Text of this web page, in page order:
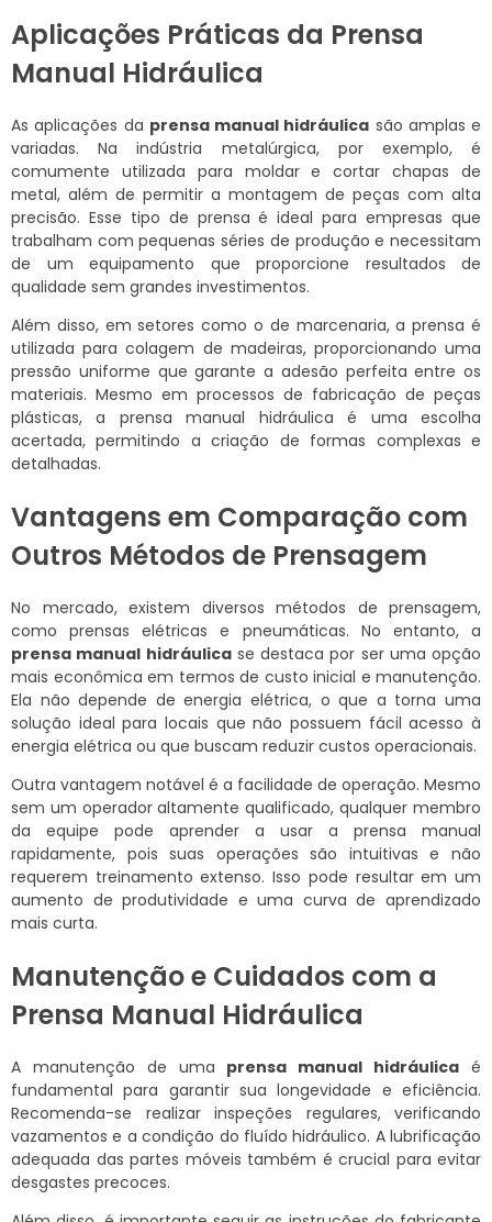
Aplicações Práticas da Prensa
Manual Hidráulica
As aplicações da prensa manual hidráulica são amplas e
variadas. Na indústria metalúrgica, por exemplo, é
comumente utilizada para moldar e cortar chapas de
metal, além de permitir a montagem de peças com alta
precisão. Esse tipo de prensa é ideal para empresas que
trabalham com pequenas séries de produção e necessitam
de um equipamento que proporcione resultados de
qualidade sem grandes investimentos.
Além disso, em setores como o de marcenaria, a prensa é
utilizada para colagem de madeiras, proporcionando uma
pressão uniforme que garante a adesão perfeita entre os
materiais. Mesmo em processos de fabricação de peças
plásticas, a prensa manual hidráulica é uma escolha
acertada, permitindo a criação de formas complexas e
detalhadas.
Vantagens em Comparação com
Outros Métodos de Prensagem
No mercado, existem diversos métodos de prensagem,
como prensas elétricas e pneumáticas. No entanto, a
prensa manual hidráulicase destaca por ser uma opção
mais econômica em termos de custo inicial e manutenção.
Ela não depende de energia elétrica, o que a torna uma
solução ideal para locais que não possuem fácil acesso à
energia elétrica ou que buscam reduzir custos operacionais.
Outra vantagem notável é a facilidade de operação. Mesmo
sem um operador altamente qualificado, qualquer membro
da equipe pode aprender a usar a prensa manual
rapidamente, pois suas operações são intuitivas e não
requerem treinamento extenso. Isso pode resultar em um
aumento de produtividade e uma curva de aprendizado
mais curta.
Manutenção e Cuidados com a
Prensa Manual Hidráulica
A manutenção de uma prensa manual hidráulica é
fundamental para garantir sua longevidade e eficiência.
Recomenda-se realizar inspeções regulares, verificando
vazamentos e a condição do fluído hidráulico. A lubrificação
adequada das partes móveis também é crucial para evitar
desgastes precoces.